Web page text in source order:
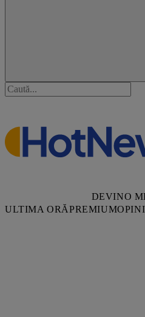
DEVINO
ULTIMA ORĂPREMIUM